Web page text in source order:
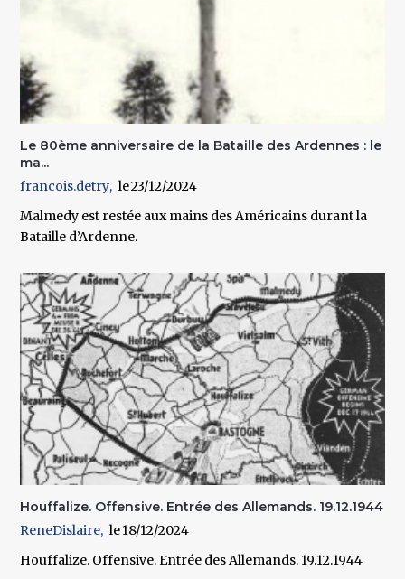
Le 80ème anniversaire de la Bataille des Ardennes : le
ma...
francois.detry
23/12/2024
Malmedy est restée aux mains des Américains durant la
Bataille d’Ardenne.
Houffalize. Offensive. Entrée des Allemands. 19.12.1944
ReneDislaire
18/12/2024
Houffalize. Offensive. Entrée des Allemands. 19.12.1944